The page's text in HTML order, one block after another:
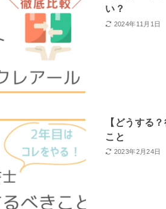
い？
2024年11月1日
【どうする
こと
2023年2月24日